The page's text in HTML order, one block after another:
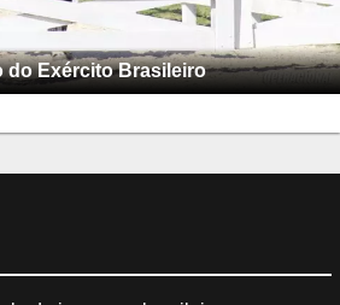
do Exército Brasileiro